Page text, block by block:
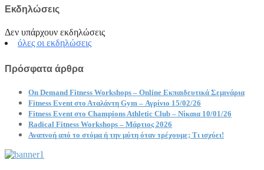
Εκδηλώσεις
Δεν υπάρχουν εκδηλώσεις
όλες οι εκδηλώσεις
Πρόσφατα άρθρα
On Demand Fitness Workshops – Online Εκπαιδευτικά Σεμινάρια
Fitness Event στο Αταλάντη Gym – Αγρίνιο 15/02/26
Fitness Event στο Champions Athletic Club – Νίκαια 10/01/26
Radical Fitness Workshops – Μάρτιος 2026
Αναπνοή από το στόμα ή την μύτη όταν τρέχουμε; Τι ισχύει!